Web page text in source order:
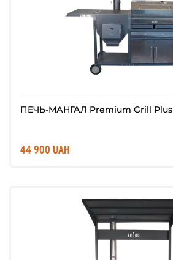
ПЕЧЬ-МАНГАЛ Premium Grill Plus
44 900 UAH